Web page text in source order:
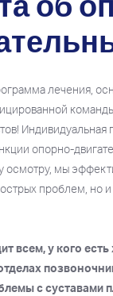
об
лечения,
опорно-
осмотру, мы
острых проблем, но
всем, у кого
с суставами